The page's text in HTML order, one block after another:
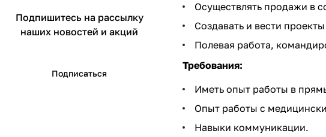
Осуществлять продажи в
Создавать и вести проекты
Полевая работа,
Требования:
Иметь опыт работы в
Опыт работы с
Навыки коммуникации.
Подпишитесь на рассылку
наших новостей и акций
Подписаться